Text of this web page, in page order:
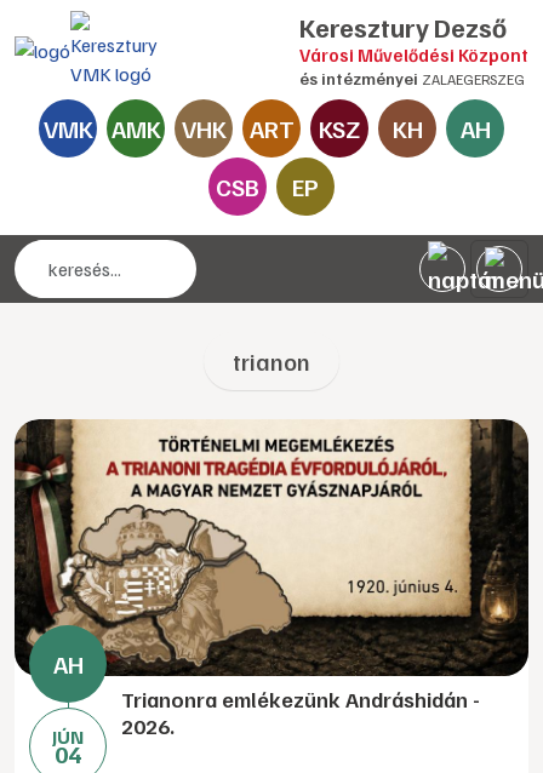
Keresztury Dezső
Városi Művelődési Központ
és intézményei ZALAEGERSZEG
VMK AMK VHK ART KSZ KH
AH
CSB
EP
trianon
JÚN
04
Trianonra emlékezünk Andráshidán -
2026.